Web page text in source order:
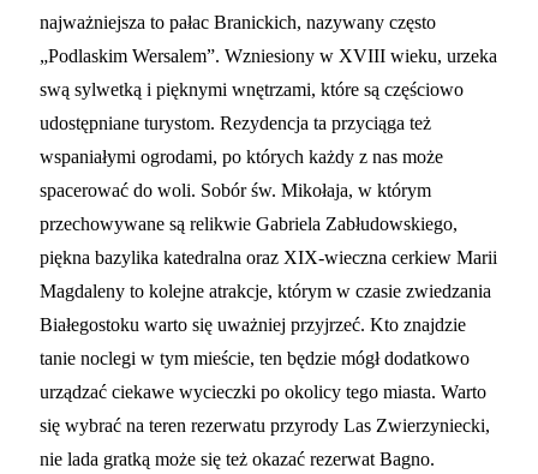
najważniejsza to pałac Branickich, nazywany często
„Podlaskim Wersalem”. Wzniesiony w XVIII wieku, urzeka
swą sylwetką i pięknymi wnętrzami, które są częściowo
udostępniane turystom. Rezydencja ta przyciąga też
wspaniałymi ogrodami, po których każdy z nas może
spacerować do woli. Sobór św. Mikołaja, w którym
przechowywane są relikwie Gabriela Zabłudowskiego,
piękna bazylika katedralna oraz XIX-wieczna cerkiew Marii
Magdaleny to kolejne atrakcje, którym w czasie zwiedzania
Białegostoku warto się uważniej przyjrzeć. Kto znajdzie
tanie noclegi w tym mieście, ten będzie mógł dodatkowo
urządzać ciekawe wycieczki po okolicy tego miasta. Warto
się wybrać na teren rezerwatu przyrody Las Zwierzyniecki,
nie lada gratką może się też okazać rezerwat Bagno.